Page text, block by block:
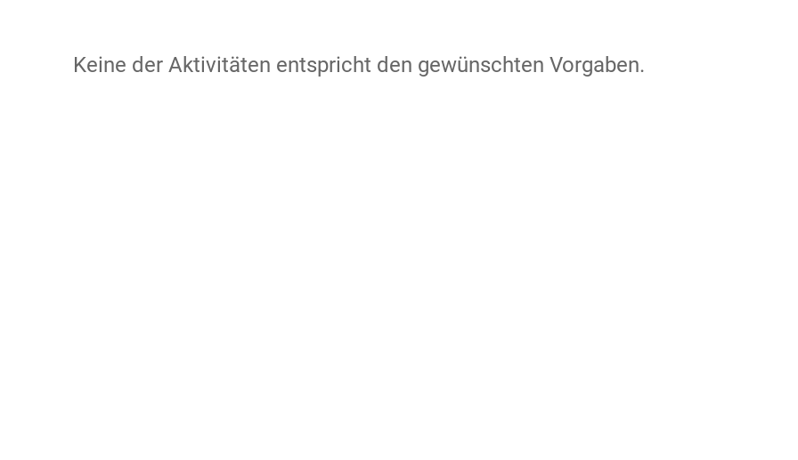
Keine der Aktivitäten entspricht den gewünschten Vorgaben.